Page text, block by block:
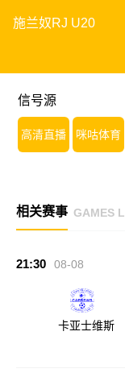
施兰奴RJ U20
信号源
高清直播 咪咕体育
相关赛事 GAMES
21:30 08-08
卡亚士维斯